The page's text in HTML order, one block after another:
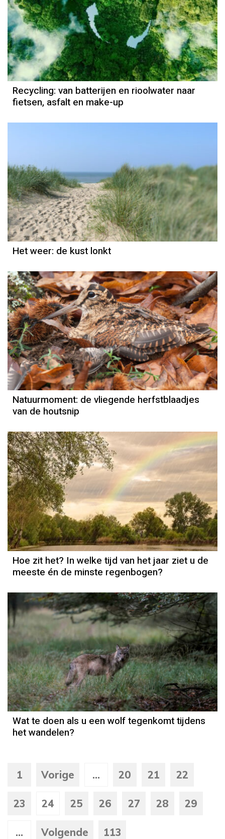
Recycling: van batterijen en rioolwater naar
fietsen, asfalt en make-up
Het weer
Jordi Bloem
Het weer: de kust lonkt
Natuurmoment
Kees Loogman
Natuurmoment: de vliegende herfstblaadjes
van de houtsnip
Hoe zit het? In welke tijd van het jaar ziet u de
meeste én de minste regenbogen?
Wat te doen als u een wolf tegenkomt tijdens
het wandelen?
1 Vorige ... 20 21 22
23 24 25 26 27 28 29
... Volgende 113